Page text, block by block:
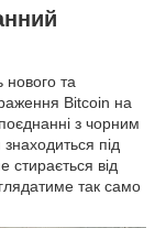
нового та
Bitcoin на
з чорним
під
стирається від
так само